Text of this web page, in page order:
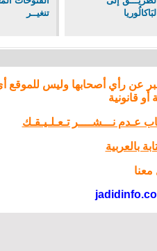
البَاكالُوريا
تنغيــر
عن رأي أصحابها وليس للموقع
أو قانونية
عـدم نـــشــــر تـعـلـيـقـك
بالعربية
معنا